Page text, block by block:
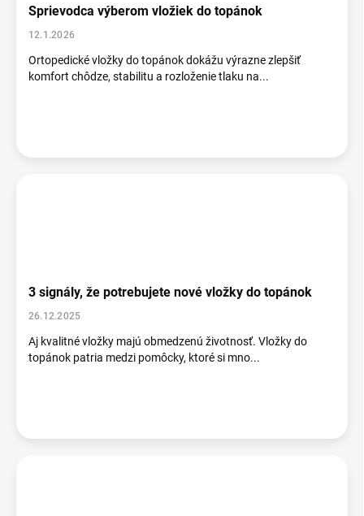
Sprievodca výberom vložiek do topánok
12.1.2026
Ortopedické vložky do topánok dokážu výrazne zlepšiť
komfort chôdze, stabilitu a rozloženie tlaku na...
3 signály, že potrebujete nové vložky do topánok
26.12.2025
Aj kvalitné vložky majú obmedzenú životnosť. Vložky do
topánok patria medzi pomôcky, ktoré si mno...